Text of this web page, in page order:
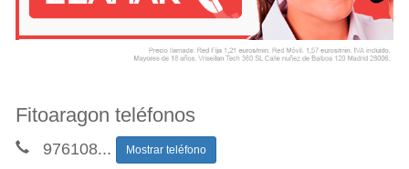
Fitoaragon teléfonos
976108... Mostrar teléfono